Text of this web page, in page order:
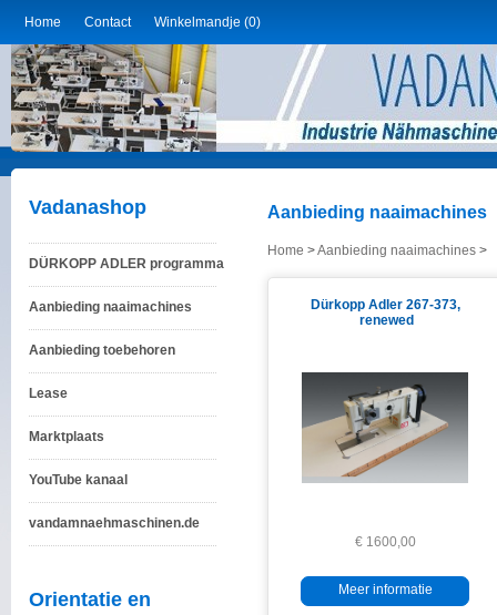
Home Contact Winkelmandje (0)
Vadanashop
DÜRKOPP ADLER programma
Aanbieding naaimachines
Aanbieding toebehoren
Lease
Marktplaats
YouTube kanaal
vandamnaehmaschinen.de
Orientatie en
Aanbieding naaimachines
Home >Aanbieding naaimachines >
Dürkopp Adler 267-373,
renewed
€ 1600,00
Meer informatie